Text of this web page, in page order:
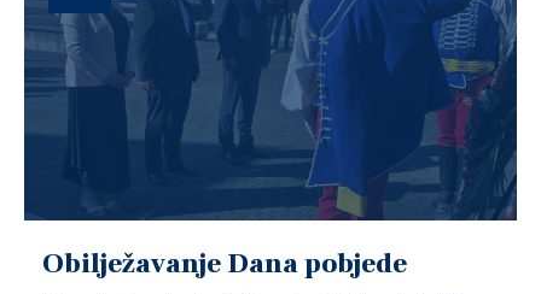
Obilježavanje Dana pobjede